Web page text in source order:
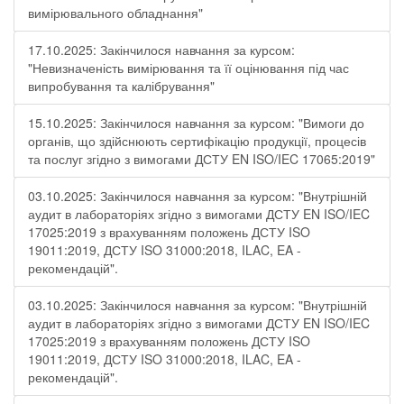
вимірювального обладнання"
17.10.2025: Закінчилося навчання за курсом:
"Невизначеність вимірювання та її оцінювання під час
випробування та калібрування"
15.10.2025: Закінчилося навчання за курсом: "Вимоги до
органів, що здійснюють сертифікацію продукції, процесів
та послуг згідно з вимогами ДСТУ EN ISO/IEC 17065:2019"
03.10.2025: Закінчилося навчання за курсом: "Внутрішній
аудит в лабораторіях згідно з вимогами ДСТУ EN ISO/IEC
17025:2019 з врахуванням положень ДСТУ ISO
19011:2019, ДСТУ ISO 31000:2018, ILAC, EA -
рекомендацій".
03.10.2025: Закінчилося навчання за курсом: "Внутрішній
аудит в лабораторіях згідно з вимогами ДСТУ EN ISO/IEC
17025:2019 з врахуванням положень ДСТУ ISO
19011:2019, ДСТУ ISO 31000:2018, ILAC, EA -
рекомендацій".